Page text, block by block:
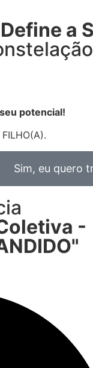
a
potencial!
Sim, eu quero
-